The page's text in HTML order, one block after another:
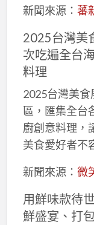
新聞來源： 蕃
2025台灣美
次吃遍全台
料理
2025台灣美
區，匯集全台
廚創意料理，
美食愛好者不
新聞來源： 微
用鮮味款待
鮮盛宴、打